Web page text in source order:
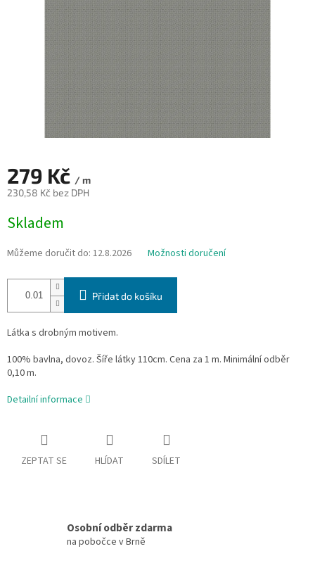
279 Kč / m
230,58 Kč bez DPH
cena:
Skladem
Můžeme doručit do: 12.8.2026 Možnosti doručení
Přidat do košíku
Látka s drobným motivem.
100% bavlna, dovoz. Šíře látky 110cm. Cena za 1 m. Minimální odběr
0,10 m.
Detailní informace
ZEPTAT SE HLÍDAT SDÍLET
Osobní odběr zdarma
na pobočce v Brně